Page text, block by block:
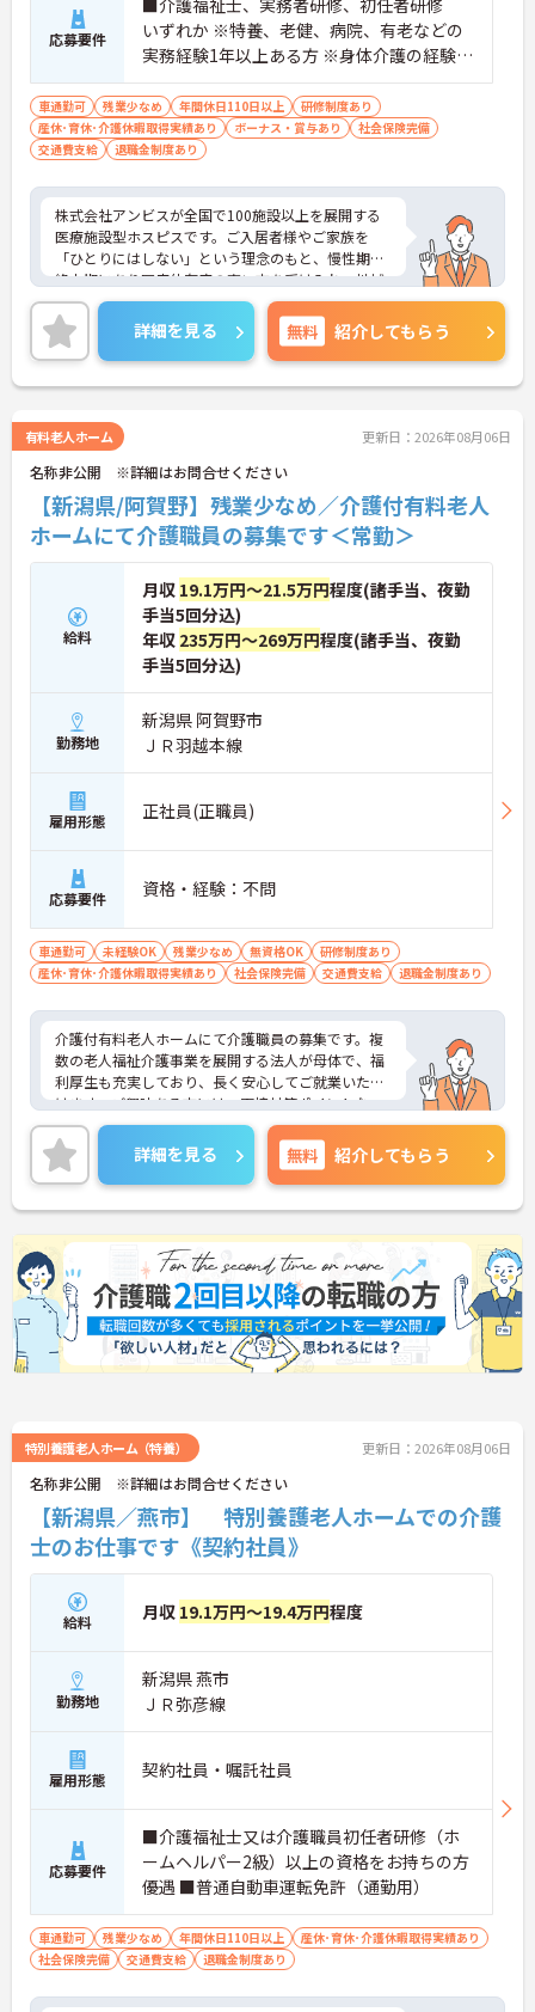
専門性を高められます
＜残業月7時間以下で身体の負担を軽減！＞
・常勤で働くスタッフの比率が90パーセント以上と
にくい人員体制です
・訪問スケジュールに沿って施設内でのケアを行う
ため、月平均の残業時間は5時間から7時間程度とか
なり少なめに抑えられます
・夜勤明けの翌日は原則としてお休みとなるシフト
編成が組まれており、しっかりと休息を取りながら
長期的な就業が可能です
＜評価制度でキャリアアップ＞
・介護福祉士や初任者研修などの資格や実務経験、
夜勤回数がしっかりと給与に反映されるためモチベ
ーションを維持できます
・年次を問わずリーダーや主任などのマネジメント
職へ昇格する事例も多数あり、腰を据えて長期的な
応募要件
■介護福祉士、実務者研修、初任者研修
いずれか ※特養、老健、病院、有老などの
実務経験1年以上ある方 ※身体介護の経験年
以上ある方、機械浴の使用の経験のある方
歓迎
車通勤可 残業少なめ 年間休日110日以上
研修制度あり
産休･育休･介護休暇取得実績あり
ボーナス・賞与あり
社会保険完備
交通費支給
退職金制度あり
株式会社アンビスが全国で100施設以上を展開する
医療施設型ホスピスです。ご入居者様やご家族を
「ひとりにはしない」という理念のもと、慢性期や
終末期にあり医療依存度の高い方を受け入れ、地域
医療を支える社会的意義の高い事業を推進していま
す。現場には看護師が24時間常駐しています。急変
時の対応や医療行為は看護師が担当するため、初任
者研修や実務者研修の方も食事介助や入浴介助など
の生活を支えるケアに専念できる環境です。多職種
連携の体制がしっかりと整っています。働き方の面
では、夜勤明けの翌日が原則として公休となるほ
か、月平均の残業時間も5時間から7時間程度とかな
り少なめです。常勤スタッフの比率が90パーセント
を超えているため急な勤務変更が発生しにくく、あ
らかじめ決められた訪問予定表に沿って規則正しく
働けます。入職後は現場スタッフによるお一人おひ
とりに合わせた個別のOJT研修が実施されます。eラ
ーニングも導入されており、多職種と連携しながら
専門性を着実に深めていける環境が用意されていま
す。
★おすすめPOINT★
＜個別ＯＪＴとチーム連携で着実に成長！＞
・入職後はお一人おひとりの習熟度に合わせた個別
のＯＪＴ研修を実施し、ｅラーニングを用いた学習
の機会も提供されます
・施設内には看護師が24時間常駐しており、急変時
の対応や専門的な医療処置は看護師が担当するため
しやすく、初任者研修や実務者研修からでも着実に
専門性を高められます
＜残業月7時間以下で身体の負担を軽減！＞
・常勤で働くスタッフの比率が90パーセント以上と
高く、急なシフト変更や無理な長時間勤務が発生し
にくい人員体制です
・訪問スケジュールに沿って施設内でのケアを行う
ため、月平均の残業時間は5時間から7時間程度とか
なり少なめに抑えられます
・夜勤明けの翌日は原則としてお休みとなるシフト
編成が組まれており、しっかりと休息を取りながら
＜評価制度でキャリアアップ＞
・介護福祉士や初任者研修などの資格や実務経験、
夜勤回数がしっかりと給与に反映されるためモチベ
職へ昇格する事例も多数あり、腰を据えて長期的な
キャリア形成が可能です
詳細を見る 無料 紹介してもらう
有料老人ホーム 更新日：2026年08月06日
名称非公開 ※詳細はお問合せください
【新潟県/阿賀野】残業少なめ／介護付有料老人
ホームにて介護職員の募集です＜常勤＞
給料
月収 19.1万円～21.5万円程度(諸手当、夜勤
手当5回分込)
年収 235万円～269万円程度(諸手当、夜勤
手当5回分込)
勤務地
新潟県 阿賀野市
ＪＲ羽越本線
雇用形態 正社員(正職員)
応募要件 資格・経験：不問
車通勤可 未経験OK 残業少なめ 無資格OK
研修制度あり
産休･育休･介護休暇取得実績あり
社会保険完備 交通費支給 退職金制度あり
介護付有料老人ホームにて介護職員の募集です。複
数の老人福祉介護事業を展開する法人が母体で、福
利厚生も充実しており、長く安心してご就業いただ
けます。ご興味ある方には、面接対策ポイントな
ど、詳細をお話しいたしますのでお気軽にご相談く
ださい。
詳細を見る 無料 紹介してもらう
特別養護老人ホーム（特養） 更新日：2026年08月06日
名称非公開 ※詳細はお問合せください
【新潟県／燕市】 特別養護老人ホームでの介護
士のお仕事です《契約社員》
給料 月収 19.1万円～19.4万円程度
勤務地
新潟県 燕市
ＪＲ弥彦線
雇用形態 契約社員・嘱託社員
応募要件
■介護福祉士又は介護職員初任者研修（ホ
ームヘルパー2級）以上の資格をお持ちの方
優遇 ■普通自動車運転免許（通勤用）
車通勤可 残業少なめ 年間休日110日以上
産休･育休･介護休暇取得実績あり
社会保険完備
交通費支給 退職金制度あり